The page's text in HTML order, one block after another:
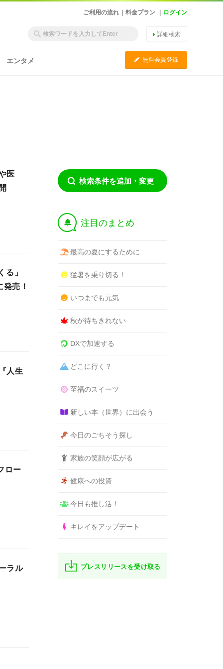
ご利用の流れ 料金プラン ログイン
詳細検索
エンタメ C 無料会員登録
医
る」
売！
人生
ロー
ラル
検索条件を追加・変更
† 注目のまとめ
最高の夏にするために
猛暑を乗り切る！
いつまでも元気
秋が待ちきれない
DXで加速する
どこに行く？
至福のスイーツ
新しい本（世界）に出会う
今日のごちそう探し
家族の笑顔が広がる
健康への投資
今日も推し活！
キレイをアップデート
プレスリリースを受け取る